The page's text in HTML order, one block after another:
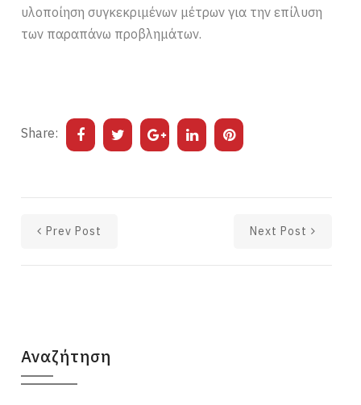
υλοποίηση συγκεκριμένων μέτρων για την επίλυση
των παραπάνω προβλημάτων.
Share:
Prev Post Next Post
Αναζήτηση